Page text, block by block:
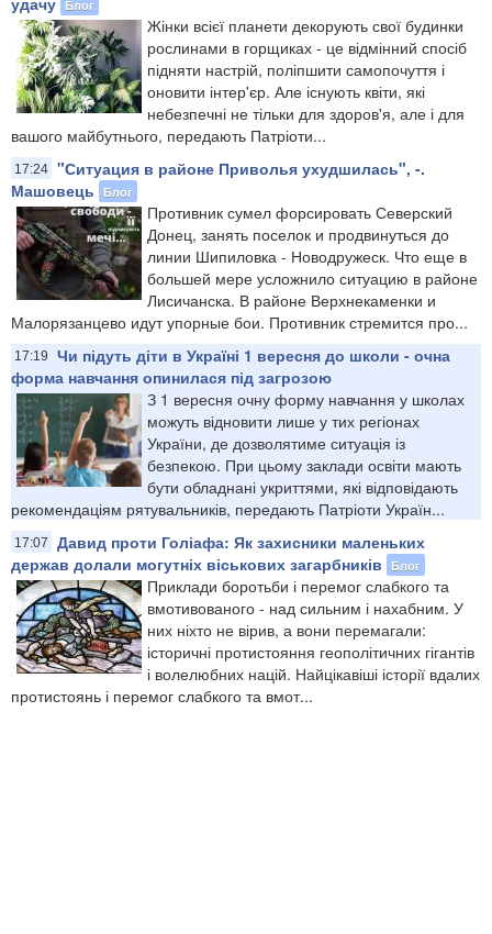
Блог
Жінки всієї планети декорують свої будинки
рослинами в горщиках - це відмінний спосіб
підняти настрій, поліпшити самопочуття і
оновити інтер'єр. Але існують квіти, які
небезпечні не тільки для здоров'я, але і для
вашого майбутнього, передають Патріоти...
17:24 "Ситуация в районе Приволья ухудшилась", -.
Машовець
Блог
Противник сумел форсировать Северский
Донец, занять поселок и продвинуться до
линии Шипиловка - Новодружеск. Что еще в
большей мере усложнило ситуацию в районе
Лисичанска. В районе Верхнекаменки и
Малорязанцево идут упорные бои. Противник стремится про...
17:19
Чи підуть діти в Україні 1 вересня до школи - очна
форма навчання опинилася під загрозою
З 1 вересня очну форму навчання у школах
можуть відновити лише у тих регіонах
України, де дозволятиме ситуація із
безпекою. При цьому заклади освіти мають
бути обладнані укриттями, які відповідають
рекомендаціям рятувальників, передають Патріоти Україн...
17:07
Давид проти Голіафа: Як захисники маленьких
держав долали могутніх віськових загарбників
Блог
Приклади боротьби і перемог слабкого та
вмотивованого - над сильним і нахабним. У
них ніхто не вірив, а вони перемагали:
історичні протистояння геополітичних гігантів
і волелюбних націй. Найцікавіші історії вдалих
протистоянь і перемог слабкого та вмот...